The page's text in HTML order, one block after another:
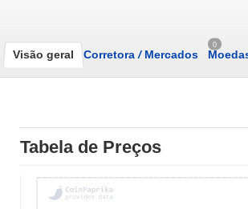
Visão geral Corretora /Mercados
0
Tabela de Preços